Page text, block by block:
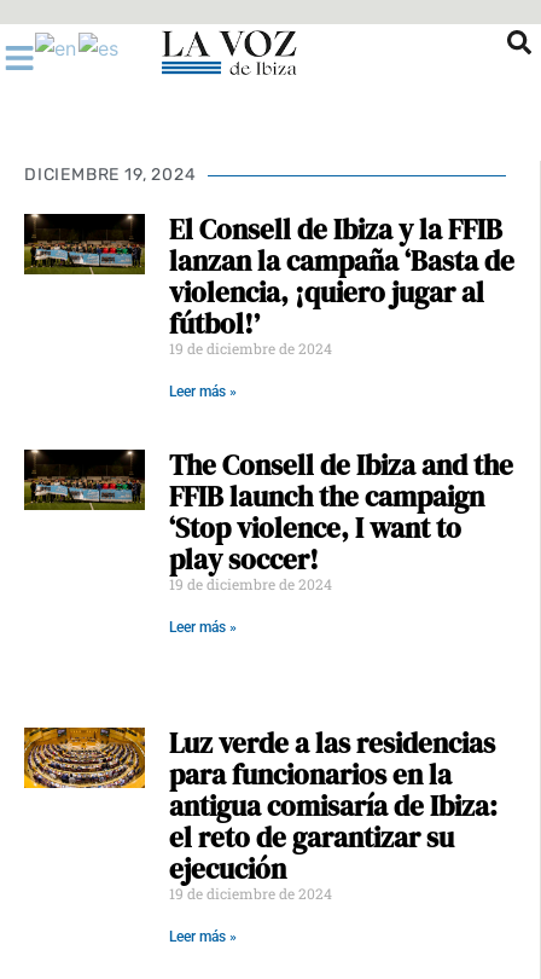
al
contenido
DICIEMBRE 19, 2024
El Consell de Ibiza y la FFIB
lanzan la campaña ‘Basta de
violencia, ¡quiero jugar al
fútbol!’
19 de diciembre de 2024
Leer más »
The Consell de Ibiza and the
FFIB launch the campaign
‘Stop violence, I want to
play soccer!
19 de diciembre de 2024
Leer más »
Luz verde a las residencias
para funcionarios en la
antigua comisaría de Ibiza:
el reto de garantizar su
ejecución
19 de diciembre de 2024
Leer más »